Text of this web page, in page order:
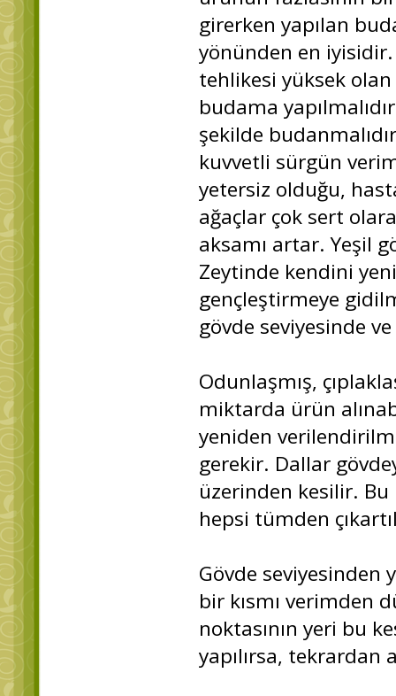
girerken yapılan
yönünden en
tehlikesi yüksek
budama
şekilde
kuvvetli sürgün
yetersiz olduğu,
ağaçlar çok sert
aksamı artar. Yeşil
Zeytinde kendini
gençleştirmeye
gövde seviyesinde
Odunlaşmış,
miktarda ürün
yeniden
gerekir. Dallar
üzerinden kesilir. Bu
hepsi tümden
Gövde seviyesinden
bir kısmı verimden
noktasının yeri bu
yapılırsa, tekrardan